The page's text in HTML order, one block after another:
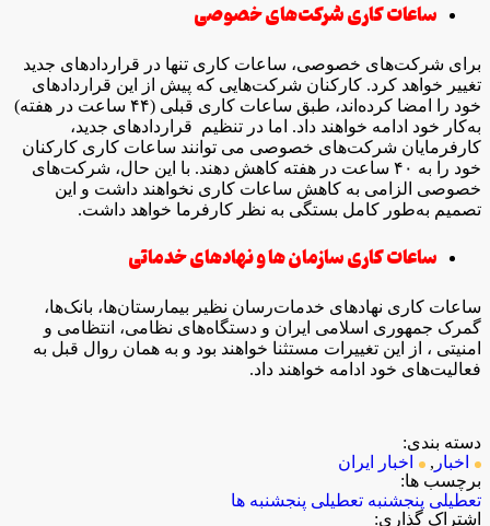
ساعات کاری شرکت‌های خصوصی
برای شرکت‌های خصوصی، ساعات کاری تنها در قراردادهای جدید
تغییر خواهد کرد. کارکنان شرکت‌هایی که پیش از این قراردادهای
خود را امضا کرده‌اند، طبق ساعات کاری قبلی (۴۴ ساعت در هفته)
به‌کار خود ادامه خواهند داد. اما در تنظیم قراردادهای جدید،
کارفرمایان شرکت‌های خصوصی می توانند ساعات کاری کارکنان
خود را به ۴۰ ساعت در هفته کاهش دهند. با این حال، شرکت‌های
خصوصی الزامی به کاهش ساعات کاری نخواهند داشت و این
تصمیم به‌طور کامل بستگی به نظر کارفرما خواهد داشت.
ساعات کاری سازمان ها و نهادهای خدماتی
ساعات کاری نهادهای خدمات‌رسان نظیر بیمارستان‌ها، بانک‌ها،
گمرک جمهوری اسلامی ایران و دستگاه‌های نظامی، انتظامی و
امنیتی ، از این تغییرات مستثنا خواهند بود و به همان روال قبل به
فعالیت‌های خود ادامه خواهند داد.
دسته بندی:
اخبار ,
اخبار ایران
برچسب ها:
تعطیلی پنجشنبه تعطیلی پنجشنبه ها
اشتراک گذاری: